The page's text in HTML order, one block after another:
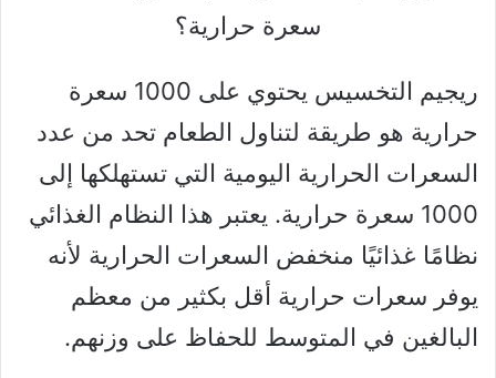
سعرة حرارية؟
ريجيم التخسيس يحتوي على 1000 سعرة
حرارية هو طريقة لتناول الطعام تحد من عدد
السعرات الحرارية اليومية التي تستهلكها إلى
1000 سعرة حرارية. يعتبر هذا النظام الغذائي
نظامًا غذائيًا منخفض السعرات الحرارية لأنه
يوفر سعرات حرارية أقل بكثير من معظم
البالغين في المتوسط ​​للحفاظ على وزنهم.